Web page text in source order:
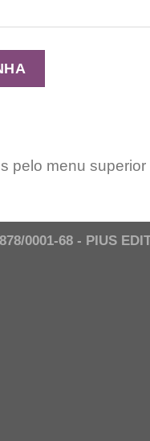
pelo menu superior
0001-68 - PIUS